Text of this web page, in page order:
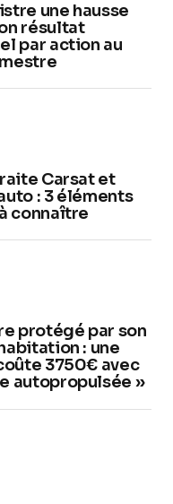
une hausse
résultat
par action au
Carsat et
: 3 éléments
connaître
protégé par son
: une
3750€ avec
autopropulsée »